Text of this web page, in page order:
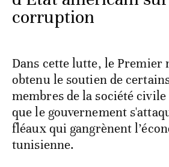
corruption
Dans cette lutte, le Premier
obtenu le soutien de
membres de la société
que le gouvernement
fléaux qui gangrènent
tunisienne.